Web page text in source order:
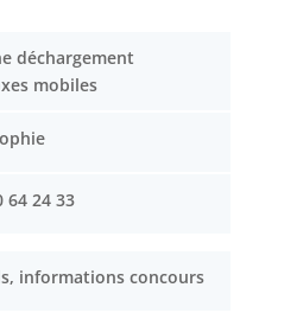
déchargement
mobiles
64 24 33
informations concours